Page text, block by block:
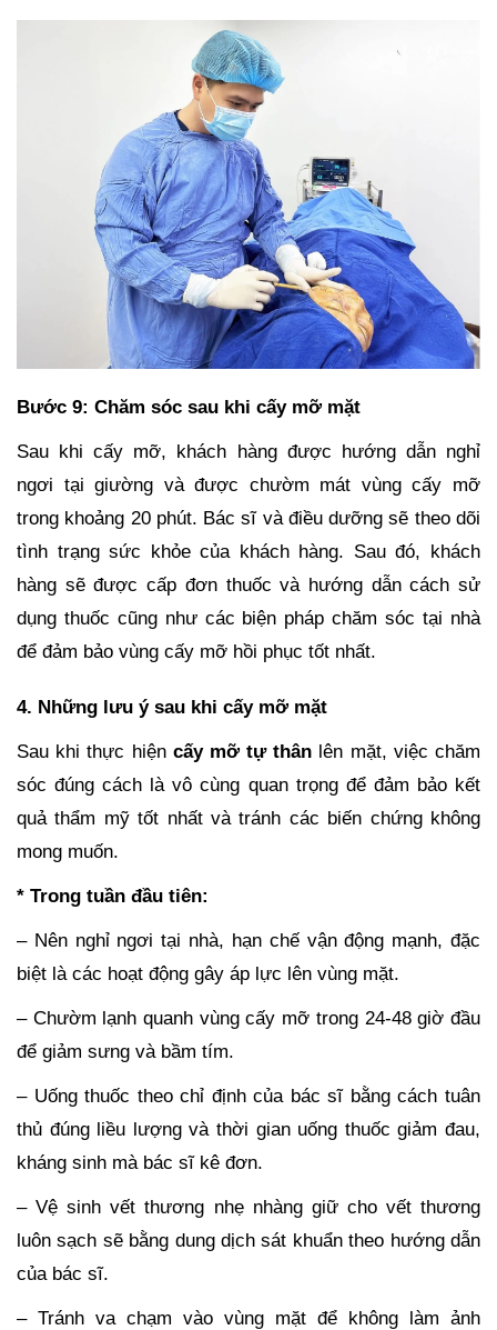
Bước 9: Chăm sóc sau khi cấy mỡ mặt
Sau khi cấy mỡ, khách hàng được hướng dẫn nghỉ
ngơi tại giường và được chườm mát vùng cấy mỡ
trong khoảng 20 phút. Bác sĩ và điều dưỡng sẽ theo dõi
tình trạng sức khỏe của khách hàng. Sau đó, khách
hàng sẽ được cấp đơn thuốc và hướng dẫn cách sử
dụng thuốc cũng như các biện pháp chăm sóc tại nhà
để đảm bảo vùng cấy mỡ hồi phục tốt nhất.
4. Những lưu ý sau khi cấy mỡ mặt
Sau khi thực hiện cấy mỡ tự thân lên mặt, việc chăm
sóc đúng cách là vô cùng quan trọng để đảm bảo kết
quả thẩm mỹ tốt nhất và tránh các biến chứng không
mong muốn.
* Trong tuần đầu tiên:
– Nên nghỉ ngơi tại nhà, hạn chế vận động mạnh, đặc
biệt là các hoạt động gây áp lực lên vùng mặt.
– Chườm lạnh quanh vùng cấy mỡ trong 24-48 giờ đầu
để giảm sưng và bầm tím.
– Uống thuốc theo chỉ định của bác sĩ bằng cách tuân
thủ đúng liều lượng và thời gian uống thuốc giảm đau,
kháng sinh mà bác sĩ kê đơn.
– Vệ sinh vết thương nhẹ nhàng giữ cho vết thương
luôn sạch sẽ bằng dung dịch sát khuẩn theo hướng dẫn
của bác sĩ.
– Tránh va chạm vào vùng mặt để không làm ảnh